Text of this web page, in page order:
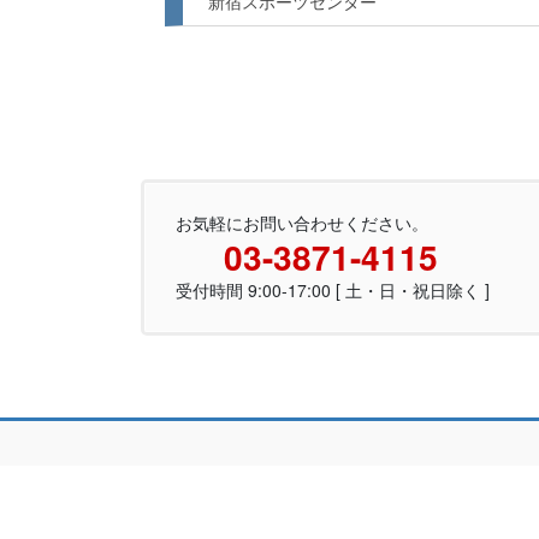
お気軽にお問い合わせください。
03-3871-4115
受付時間 9:00-17:00 [ 土・日・祝日除く ]